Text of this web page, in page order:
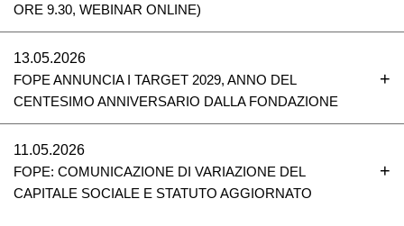
ORE 9.30, WEBINAR ONLINE)
13.05.2026
FOPE ANNUNCIA I TARGET 2029, ANNO DEL
CENTESIMO ANNIVERSARIO DALLA FONDAZIONE
11.05.2026
FOPE: COMUNICAZIONE DI VARIAZIONE DEL
CAPITALE SOCIALE E STATUTO AGGIORNATO